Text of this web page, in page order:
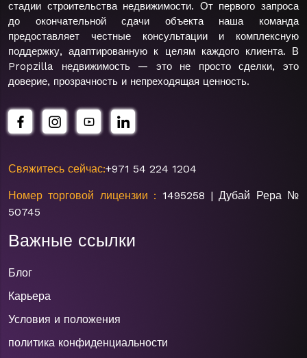
стадии строительства недвижимости. От первого запроса
до окончательной сдачи объекта наша команда
предоставляет честные консультации и комплексную
поддержку, адаптированную к целям каждого клиента. В
Propzilla недвижимость — это не просто сделки, это
доверие, прозрачность и непреходящая ценность.
Свяжитесь сейчас:+971 54 224 1204
Номер торговой лицензии : 1495258 | Дубай Рера №
50745
Важные ссылки
Блог
Карьера
Условия и положения
политика конфиденциальности